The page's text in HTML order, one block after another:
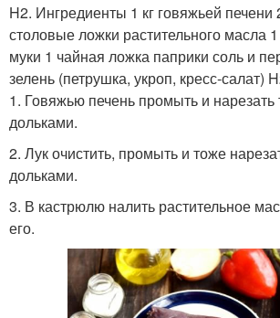
H2. Ингредиенты 1 кг говяжьей печени
столовые ложки растительного масла
муки 1 чайная ложка паприки соль и
зелень (петрушка, укроп, кресс-салат)
1. Говяжью печень промыть и нарезать
дольками.
2. Лук очистить, промыть и тоже
дольками.
3. В кастрюлю налить растительное
его.